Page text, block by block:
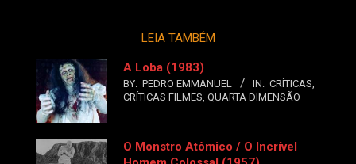
LEIA TAMBÉM
A Loba (1983)
BY: PEDRO EMMANUEL IN: CRÍTICAS,
CRÍTICAS FILMES, QUARTA DIMENSÃO
O Monstro Atômico / O Incrível